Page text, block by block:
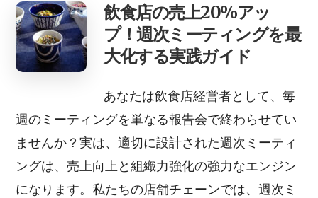
飲食店の売上20%アッ
プ！週次ミーティングを最
大化する実践ガイド
あなたは飲食店経営者として、毎
週のミーティングを単なる報告会で終わらせてい
ませんか？実は、適切に設計された週次ミーティ
ングは、売上向上と組織力強化の強力なエンジン
になります。私たちの店舗チェーンでは、週次ミ